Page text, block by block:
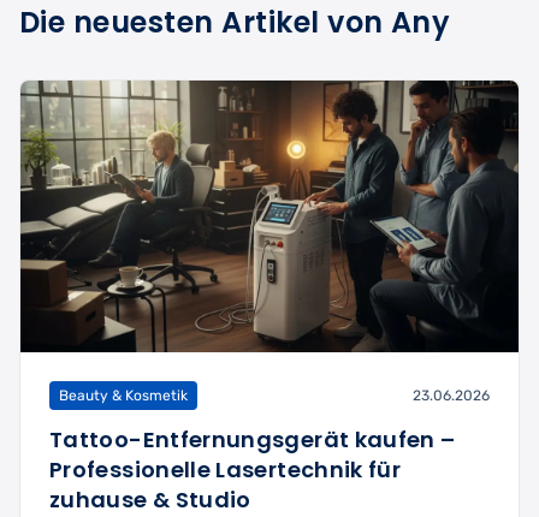
Die neuesten Artikel von Any
Beauty & Kosmetik 23.06.2026
Tattoo-Entfernungsgerät kaufen –
Professionelle Lasertechnik für
zuhause & Studio